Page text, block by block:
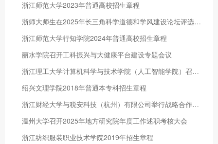
浙江师范大学2023年普通高校招生章程
浙师大师生在​2025年长三角科学道德和学风建设论坛评选中喜获佳绩
浙江师范大学行知学院2024年普通高校招生章程
丽水学院召开工科振兴与大健康平台建设专题会议
浙江理工大学计算机科学与技术学院（人工智能学院）召开2026年国家自然科学基金项目申报启动会
绍兴文理学院2018年普通本专科招生章程
浙江财经大学与税安科技（杭州）有限公司举行战略合作协议签约暨税安教育基金捐赠仪式
温州大学召开2025年地方研究院年度工作述职考核大会
浙江纺织服装职业技术学院2019年招生章程